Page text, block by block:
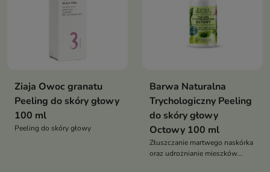
Ziaja Owoc granatu
Peeling do skóry głowy
100 ml
Peeling do skóry głowy
Barwa Naturalna
Trychologiczny Peeling
do skóry głowy
Octowy 100 ml
Złuszczanie martwego naskórka
oraz udrożnianie mieszków